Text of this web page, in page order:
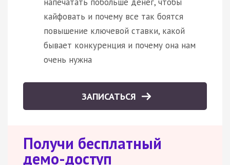
кайфовать и почему все так боятся
повышение ключевой ставки, какой
бывает конкуренция и почему она нам
очень нужна
ЗАПИСАТЬСЯ
Получи бесплатный
демо-доступ